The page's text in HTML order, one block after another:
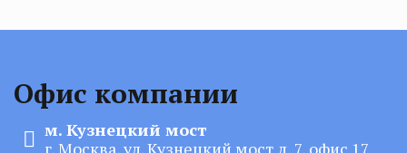
Офис компании
м. Кузнецкий мост
г. Москва, ул. Кузнецкий мост д. 7, офис 17